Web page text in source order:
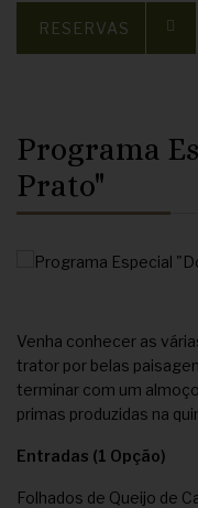
RESERVAS
Programa
Prato"
Venha conhecer as
trator por belas
terminar com um
primas produzidas na
Entradas (1 Opção)
Folhados de Queijo de